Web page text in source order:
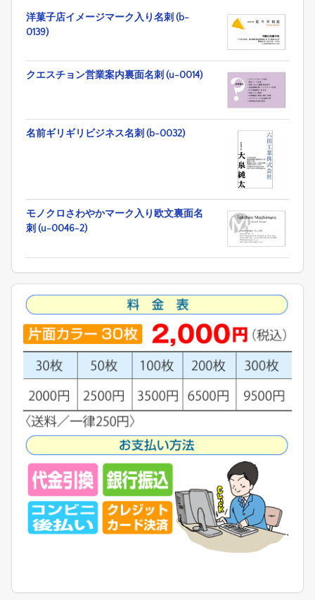
洋菓子店イメージマーク入り名刺 (b-
0139)
クエスチョン営業案内裏面名刺 (u-0014)
名前ギリギリビジネス名刺 (b-0032)
モノクロさわやかマーク入り欧文裏面名
刺 (u-0046-2)